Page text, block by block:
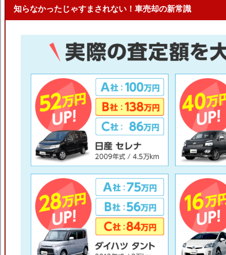
知らなかったじゃすまされない！車売却の新常識